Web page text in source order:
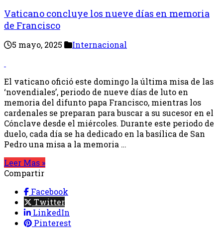
Vaticano concluye los nueve días en memoria
de Francisco
5 mayo, 2025 Internacional
El vaticano ofició este domingo la última misa de las
‘novendiales’, periodo de nueve días de luto en
memoria del difunto papa Francisco, mientras los
cardenales se preparan para buscar a su sucesor en el
Cónclave desde el miércoles. Durante este periodo de
duelo, cada día se ha dedicado en la basílica de San
Pedro una misa a la memoria …
Leer Mas »
Compartir
Facebook
Twitter
LinkedIn
Pinterest